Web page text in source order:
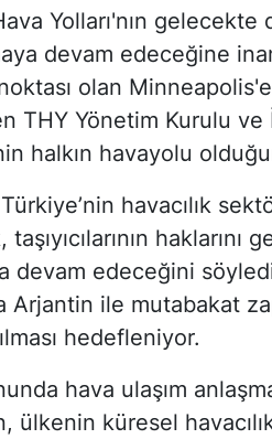
Yolları'nın
devam edeceğine
olan
THY Yönetim Kurulu ve
halkın havayolu
havacılık
haklarını
devam edeceğini
Arjantin ile mutabakat
hedefleniyor.
hava ulaşım
ülkenin küresel